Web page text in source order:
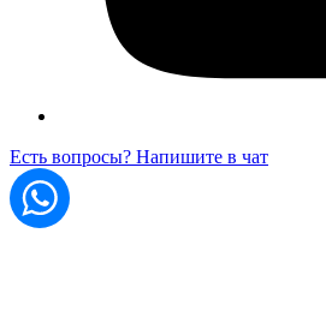
Есть вопросы? Напишите в чат